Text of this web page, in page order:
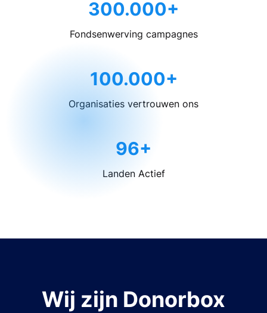
300.000+
Fondsenwerving campagnes
100.000+
Organisaties vertrouwen ons
96+
Landen Actief
Wij zijn Donorbox